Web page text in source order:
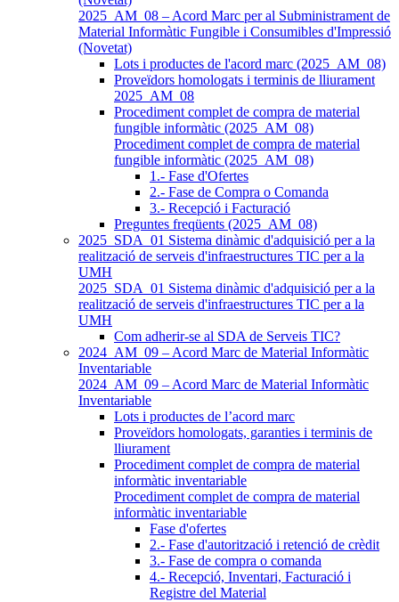
2025_AM_08 – Acord Marc per al Subministrament de
Material Informàtic Fungible i Consumibles d'Impressió
(Novetat)
Lots i productes de l'acord marc (2025_AM_08)
Proveïdors homologats i terminis de lliurament
2025_AM_08
Procediment complet de compra de material
fungible informàtic (2025_AM_08)
Procediment complet de compra de material
fungible informàtic (2025_AM_08)
1.- Fase d'Ofertes
2.- Fase de Compra o Comanda
3.- Recepció i Facturació
Preguntes freqüents (2025_AM_08)
2025_SDA_01 Sistema dinàmic d'adquisició per a la
realització de serveis d'infraestructures TIC per a la
UMH
2025_SDA_01 Sistema dinàmic d'adquisició per a la
realització de serveis d'infraestructures TIC per a la
UMH
Com adherir-se al SDA de Serveis TIC?
2024_AM_09 – Acord Marc de Material Informàtic
Inventariable
2024_AM_09 – Acord Marc de Material Informàtic
Inventariable
Lots i productes de l’acord marc
Proveïdors homologats, garanties i terminis de
lliurament
Procediment complet de compra de material
informàtic inventariable
Procediment complet de compra de material
informàtic inventariable
Fase d'ofertes
2.- Fase d'autorització i retenció de crèdit
3.- Fase de compra o comanda
4.- Recepció, Inventari, Facturació i
Registre del Material